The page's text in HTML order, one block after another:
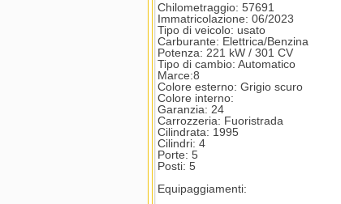
Chilometraggio: 57691
Immatricolazione: 06/2023
Tipo di veicolo: usato
Carburante: Elettrica/Benzina
Potenza: 221 kW / 301 CV
Tipo di cambio: Automatico
Marce:8
Colore esterno: Grigio scuro
Colore interno:
Garanzia: 24
Carrozzeria: Fuoristrada
Cilindrata: 1995
Cilindri: 4
Porte: 5
Posti: 5
Equipaggiamenti: